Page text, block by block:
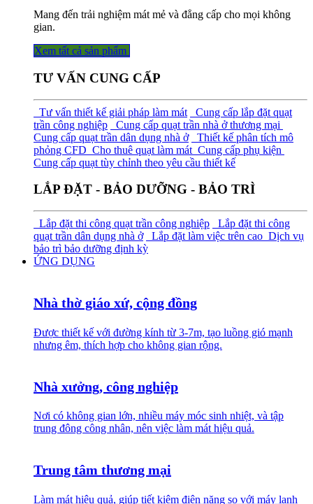
Mang đến trải nghiệm mát mẻ và đẳng cấp cho mọi không
gian.
Xem tất cả sả​​​​n phẩm
TƯ VẤN CUNG CẤP
Tư vấn thiết kế giải pháp làm mát
Cung cấp lắp đặt quạt
trần công nghiệp
Cung cấp quạt trần nhà ở thương mại
Cung cấp quạt trần dân dụng nhà ở
Thiết kế phân tích mô
phỏng CFD Cho thuê quạt làm mát Cung cấp phụ kiện
Cung cấp quạt tùy chỉnh theo yêu cầu thiết kế
LẮP ĐẶT - BẢO DƯỠNG - BẢO TRÌ
Lắp đặt thi công quạt trần công nghiệp
Lắp đặt thi công
quạt trần dân dụng nhà ở
Lắp đặt làm việc trên cao Dịch vụ
bảo trì bảo dưỡng định kỳ
ỨNG DỤNG
Nhà thờ giáo xứ, cộng đồng
Được thiết kế với đường kính từ 3-7m, tạo luồng gió mạnh
nhưng êm, thích hợp cho không gian rộng.
Nhà xưởng, công nghiệp
Nơi có không gian lớn, nhiều máy móc sinh nhiệt, và tập
trung đông công nhân, nên việc làm mát hiệu quả.
Trung tâm thương mại
Làm mát hiệu quả, giúp tiết kiệm điện năng so với máy lạnh